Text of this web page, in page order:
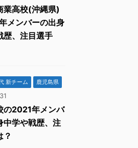
業高校(沖縄県)
メンバーの出身
歴、注目選手
新チーム 鹿児島県
の2021年メンバ
中学や戦歴、注
？